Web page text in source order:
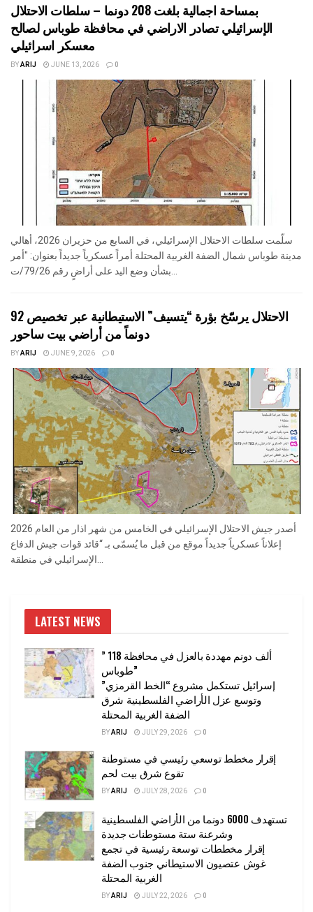
بمساحة اجمالية بلغت 208 دونما – سلطات الاحتلال
الإسرائيلي تصادر الاراضي في محافظة طوباس لصالح
معسكر اسرائيلي
BYARIJ JUNE 13, 2026 0
سلّمت سلطات الاحتلال الإسرائيلي، في السابع من حزيران 2026، أهالي
مدينة طوباس شمال الضفة الغربية المحتلة أمراً عسكرياً جديداً بعنوان: "أمر
بشأن وضع اليد على أراضٍ رقم 79/26/ت...
الاحتلال يرسّخ بؤرة “يتسيف” الاستيطانية عبر تخصيص 92
دونماً من أراضي بيت ساحور
BYARIJ JUNE 9, 2026 0
أصدر جيش الاحتلال الإسرائيلي في الخامس من شهر اذار من العام 2026
إعلاناً عسكرياً جديداً موقع من قبل ما يُسمّى بـ “قائد قوات جيش الدفاع
الإسرائيلي في منطقة...
LATEST NEWS
” 118 ألف دونم مهددة بالعزل في محافظة
طوباس”
إسرائيل تستكمل مشروع “الخط القرمزي”
وتوسع عزل الأراضي الفلسطينية شرق
الضفة الغربية المحتلة
BYARIJ JULY 29, 2026 0
إقرار مخطط توسعي رئيسي في مستوطنة
تقوع شرق بيت لحم
BYARIJ JULY 28, 2026 0
تستهدف 6000 دونما من الأراضي الفلسطينية
وشرعنة ستة مستوطنات جديدة
إقرار مخططات توسعة رئيسية في تجمع
غوش عتصيون الاستيطاني جنوب الضفة
الغربية المحتلة
BYARIJ JULY 22, 2026 0